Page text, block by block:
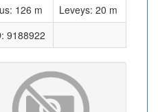
126 m
Leveys: 20 m
9188922